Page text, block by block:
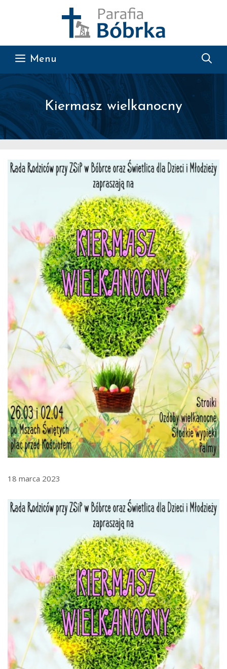
Menu
Kiermasz wielkanocny
18 marca 2023